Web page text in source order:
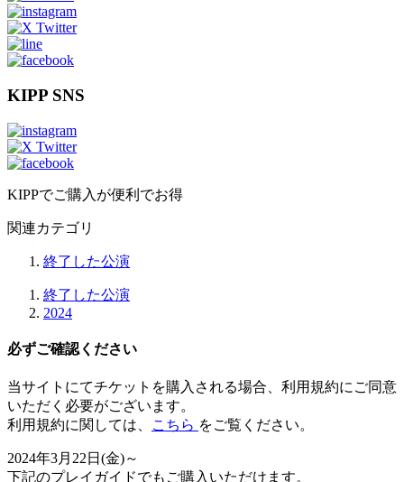
KIPP SNS
KIPPでご購入が便利でお得
関連カテゴリ
終了した公演
終了した公演
2024
必ずご確認ください
当サイトにてチケットを購入される場合、 利用規約にご同意
いただく必要がございます。
利用規約に関しては、
こちら をご覧ください。
2024年3月22日(金)～
下記のプレイガイドでもご購入いただけます。